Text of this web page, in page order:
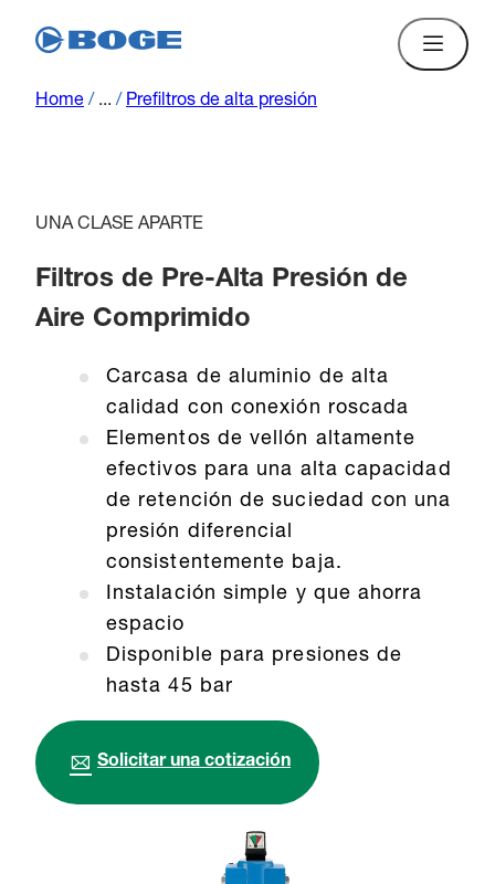
Home / ... / Prefiltros de alta presión
UNA CLASE APARTE
Filtros de Pre-Alta Presión de
Aire Comprimido
Carcasa de aluminio de alta
calidad con conexión roscada
Elementos de vellón altamente
efectivos para una alta capacidad
de retención de suciedad con una
presión diferencial
consistentemente baja.
Instalación simple y que ahorra
espacio
Disponible para presiones de
hasta 45 bar
Solicitar una cotización